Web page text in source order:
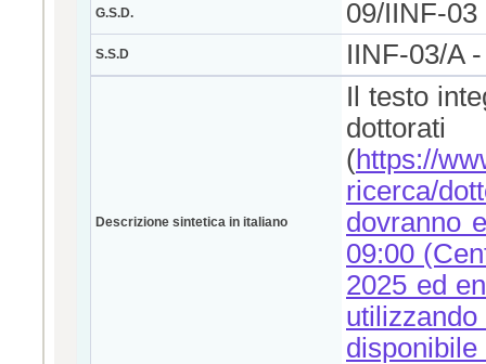
G.S.D. 09/IINF-
S.S.D IINF-03/A
Descrizione sintetica in italiano
Il testo
(https://
ricerca/
dovranno
09:00
2025 ed
disponibile